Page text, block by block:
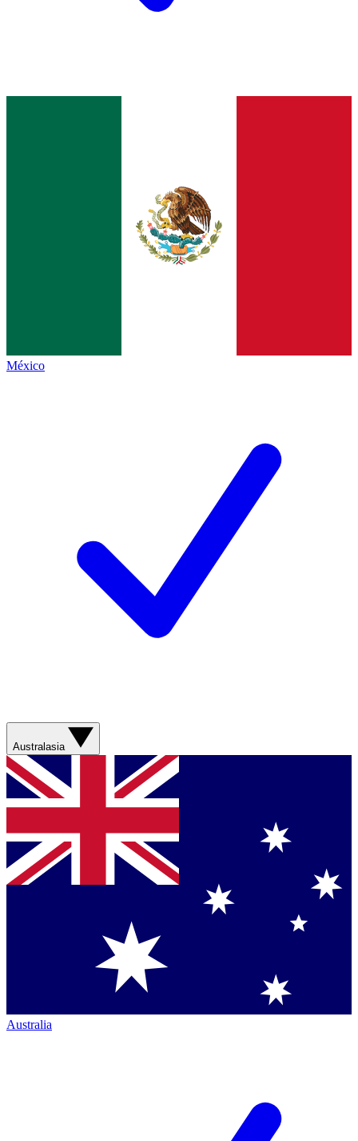
México
Australasia
Australia